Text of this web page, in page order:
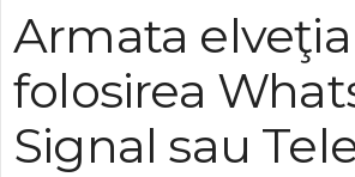
Armata
folosirea
Signal sau